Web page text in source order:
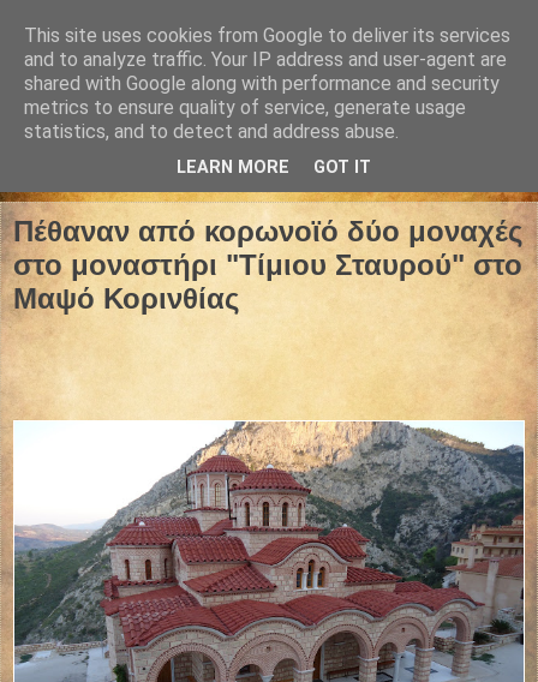
02 Νοεμβρίου 2021
Πέθαναν από κορωνοϊό δύο μοναχές
στο μοναστήρι "Τίμιου Σταυρού" στο
Μαψό Κορινθίας
This site uses cookies from Google to deliver its services
and to analyze traffic. Your IP address and user-agent are
shared with Google along with performance and security
metrics to ensure quality of service, generate usage
statistics, and to detect and address abuse.
LEARN MORE GOT IT